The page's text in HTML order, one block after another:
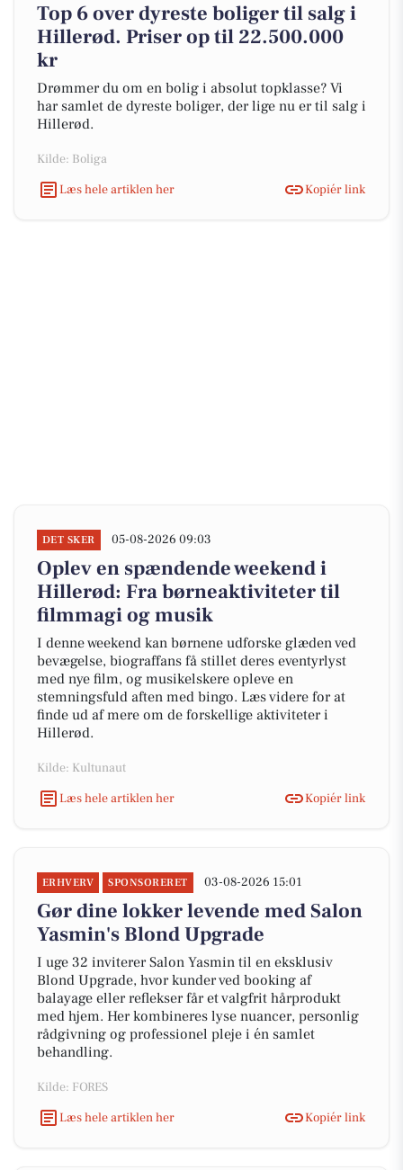
Top 6 over dyreste boliger til salg i
Hillerød. Priser op til 22.500.000
kr
Drømmer du om en bolig i absolut topklasse? Vi
har samlet de dyreste boliger, der lige nu er til salg i
Hillerød.
Kilde: Boliga
Læs hele artiklen her
Kopiér link
DET SKER 05-08-2026 09:03
Oplev en spændende weekend i
Hillerød: Fra børneaktiviteter til
filmmagi og musik
I denne weekend kan børnene udforske glæden ved
bevægelse, biograffans få stillet deres eventyrlyst
med nye film, og musikelskere opleve en
stemningsfuld aften med bingo. Læs videre for at
finde ud af mere om de forskellige aktiviteter i
Hillerød.
Kilde: Kultunaut
Læs hele artiklen her
Kopiér link
ERHVERV SPONSORERET 03-08-2026 15:01
Gør dine lokker levende med Salon
Yasmin's Blond Upgrade
I uge 32 inviterer Salon Yasmin til en eksklusiv
Blond Upgrade, hvor kunder ved booking af
balayage eller reflekser får et valgfrit hårprodukt
med hjem. Her kombineres lyse nuancer, personlig
rådgivning og professionel pleje i én samlet
behandling.
Kilde: FORES
Læs hele artiklen her
Kopiér link